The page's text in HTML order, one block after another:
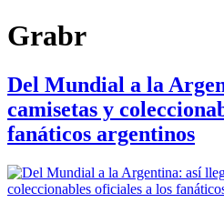
Grabr
Del Mundial a la
camisetas y
fanáticos argentinos